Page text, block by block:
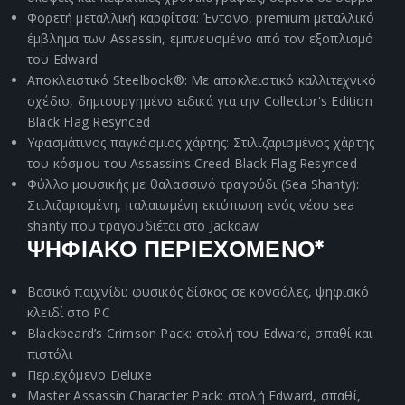
Φορετή μεταλλική καρφίτσα: Έντονο, premium μεταλλικό
έμβλημα των Assassin, εμπνευσμένο από τον εξοπλισμό
του Edward
Αποκλειστικό Steelbook®: Με αποκλειστικό καλλιτεχνικό
σχέδιο, δημιουργημένο ειδικά για την Collector's Edition
Black Flag Resynced
Υφασμάτινος παγκόσμιος χάρτης: Στιλιζαρισμένος χάρτης
του κόσμου του Assassin’s Creed Black Flag Resynced
Φύλλο μουσικής με θαλασσινό τραγούδι (Sea Shanty):
Στιλιζαρισμένη, παλαιωμένη εκτύπωση ενός νέου sea
shanty που τραγουδιέται στο Jackdaw
ΨΗΦΙΑΚΟ ΠΕΡΙΕΧΟΜΕΝΟ*
Βασικό παιχνίδι: φυσικός δίσκος σε κονσόλες, ψηφιακό
κλειδί στο PC
Blackbeard’s Crimson Pack: στολή του Edward, σπαθί και
πιστόλι
Περιεχόμενο Deluxe
Master Assassin Character Pack: στολή Edward, σπαθί,